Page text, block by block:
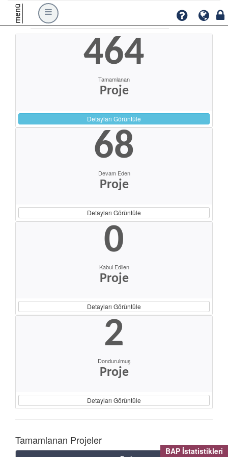
BAP İstatistikleri
menü
464
Tamamlanan
Proje
Detayları Görüntüle
68
Devam Eden
Proje
Detayları Görüntüle
0
Kabul Edilen
Proje
Detayları Görüntüle
2
Dondurulmuş
Proje
Detayları Görüntüle
Tamamlanan Projeler